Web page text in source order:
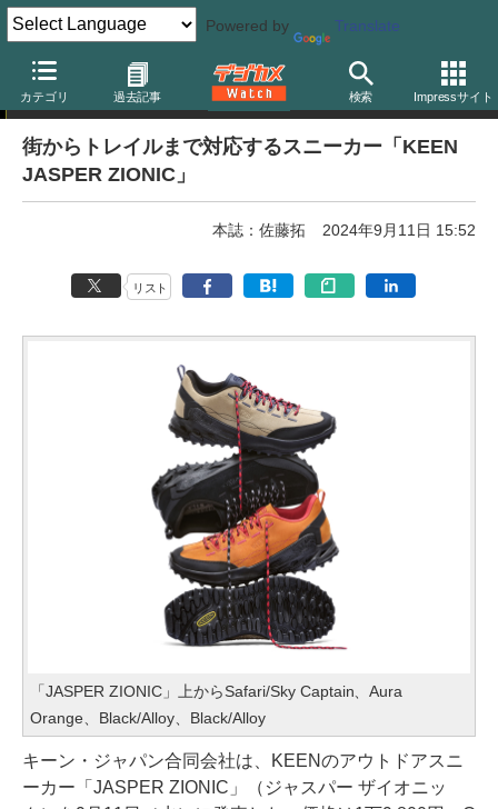
Powered by Translate
カテゴリ 過去記事 検索 Impressサイト
ニュース
街からトレイルまで対応するスニーカー「KEEN
JASPER ZIONIC」
本誌：佐藤拓 2024年9月11日 15:52
リスト
「JASPER ZIONIC」上からSafari/Sky Captain、Aura
Orange、Black/Alloy、Black/Alloy
キーン・ジャパン合同会社は、KEENのアウトドアスニ
ーカー「JASPER ZIONIC」（ジャスパー ザイオニッ